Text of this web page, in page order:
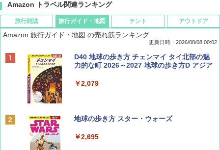
Amazon トラベル関連ランキング
旅行雑誌
BE-PAL(ビ-パル) 2026年 9 月号【特別付録:
SOTO ミニマル"旅"財布 ランダム2種】
￥1,500
ディズニーファン ２０２６年 ９月号 [雑
旅行ガイド・地図
Amazon 旅行ガイド・地図 の売れ筋ランキング
更新日時：2026/08/08 00:02
D40 地球の歩き方 チェンマイ タイ北部の魅
力的な町 2026～2027 地球の歩き方D アジア
￥2,079
地球の歩き方 スター・ウォーズ
￥2,695
テント アウトドア